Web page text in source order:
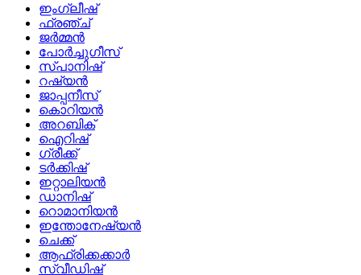
ഇംഗ്ലീഷ്
ഫ്രഞ്ച്
ജർമ്മൻ
പോർച്ചുഗീസ്
സ്പാനിഷ്
റഷ്യൻ
ജാപ്പനീസ്
കൊറിയൻ
അറബിക്
ഐറിഷ്
ഗ്രീക്ക്
ടർക്കിഷ്
ഇറ്റാലിയൻ
ഡാനിഷ്
റൊമാനിയൻ
ഇന്തോനേഷ്യൻ
ചെക്ക്
ആഫ്രിക്കക്കാർ
സ്വീഡിഷ്